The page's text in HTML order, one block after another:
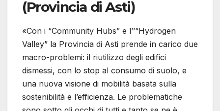
(Provincia di Asti)
«Con i “Community Hubs” e l’’“Hydrogen
Valley” la Provincia di Asti prende in carico due
macro-problemi: il riutilizzo degli edifici
dismessi, con lo stop al consumo di suolo, e
una nuova visione di mobilità basata sulla
sostenibilità e l’efficienza. Le problematiche